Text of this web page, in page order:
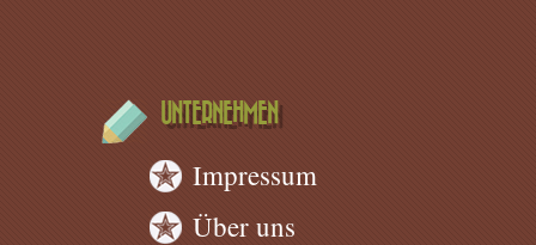
UNTERNEHMEN
Impressum
Über uns